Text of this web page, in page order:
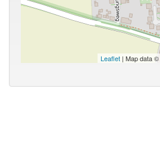
Leaflet | Map data ©